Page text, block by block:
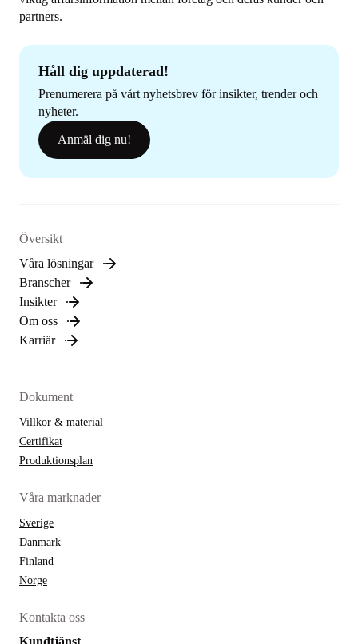
partners.
Håll dig uppdaterad!
Prenumerera på vårt nyhetsbrev för insikter, trender och
nyheter.
Anmäl dig nu!
Översikt
Våra lösningar
Branscher
Insikter
Om oss
Karriär
Dokument
Villkor & material
Certifikat
Produktionsplan
Våra marknader
Sverige
Danmark
Finland
Norge
Kontakta oss